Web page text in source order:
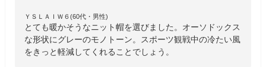
ＹＳＬＡＩＷ６(60代・男性)
とても暖かそうなニット帽を選びました。オーソドックス
な形状にグレーのモノトーン。スポーツ観戦中の冷たい風
をきっと軽減してくれることでしょう。